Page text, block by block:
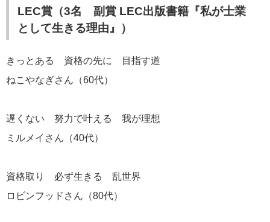
LEC賞（3名 副賞 LEC出版書籍『私が士業
として生きる理由』）
きっとある 資格の先に 目指す道
ねこやなぎさん（60代）
遅くない 努力で叶える 我が理想
ミルメイさん（40代）
資格取り 必ず生きる 乱世界
ロビンフッドさん（80代）